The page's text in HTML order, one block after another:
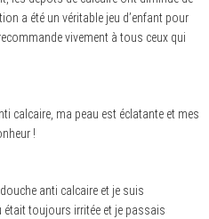
a été un véritable jeu d’enfant pour
vivement à tous ceux qui
calcaire, ma peau est éclatante et mes
!
anti calcaire et je suis
était toujours irritée et je passais